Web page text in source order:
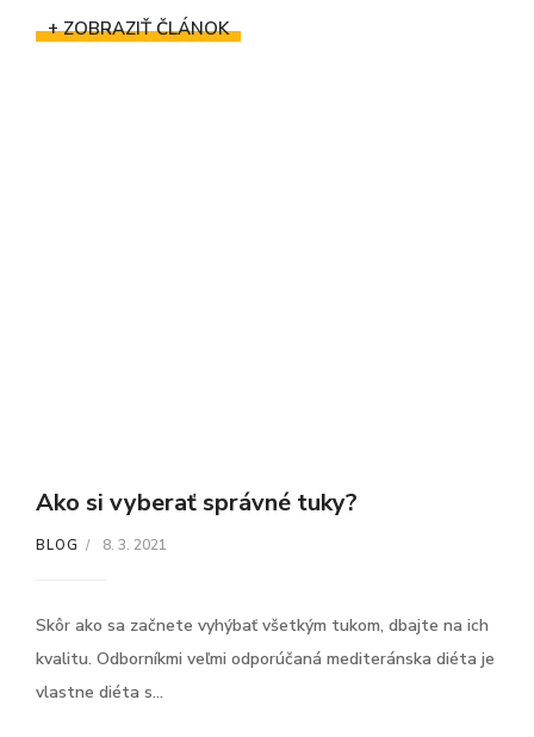
+ ZOBRAZIŤ ČLÁNOK
BLOG 8. 3. 2021
Ako si vyberať správné tuky?
Skôr ako sa začnete vyhýbať všetkým tukom, dbajte na ich
kvalitu. Odborníkmi veľmi odporúčaná mediteránska diéta je
vlastne diéta s...